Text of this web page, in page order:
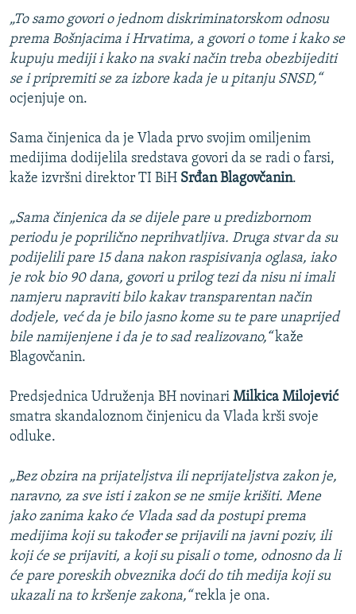
„To samo govori o jednom diskriminatorskom odnosu
prema Bošnjacima i Hrvatima, a govori o tome i kako se
kupuju mediji i kako na svaki način treba obezbijediti
se i pripremiti se za izbore kada je u pitanju SNSD,“
ocjenjuje on.
Sama činjenica da je Vlada prvo svojim omiljenim
medijima dodijelila sredstava govori da se radi o farsi,
kaže izvršni direktor TI BiH Srđan Blagovčanin.
„Sama činjenica da se dijele pare u predizbornom
periodu je poprilično neprihvatljiva. Druga stvar da su
podijelili pare 15 dana nakon raspisivanja oglasa, iako
je rok bio 90 dana, govori u prilog tezi da nisu ni imali
namjeru napraviti bilo kakav transparentan način
dodjele, već da je bilo jasno kome su te pare unaprijed
bile namijenjene i da je to sad realizovano,“kaže
Blagovčanin.
Predsjednica Udruženja BH novinari Milkica Milojević
smatra skandaloznom činjenicu da Vlada krši svoje
odluke.
„Bez obzira na prijateljstva ili neprijateljstva zakon je,
naravno, za sve isti i zakon se ne smije krišiti. Mene
jako zanima kako će Vlada sad da postupi prema
medijima koji su također se prijavili na javni poziv, ili
koji će se prijaviti, a koji su pisali o tome, odnosno da li
će pare poreskih obveznika doći do tih medija koji su
ukazali na to kršenje zakona,“rekla je ona.